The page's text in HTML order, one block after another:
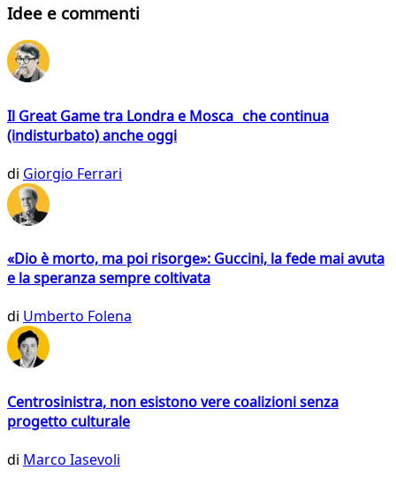
Idee e commenti
Il Great Game tra Londra e Mosca che continua
(indisturbato) anche oggi
di Giorgio Ferrari
«Dio è morto, ma poi risorge»: Guccini, la fede mai avuta
e la speranza sempre coltivata
di Umberto Folena
Centrosinistra, non esistono vere coalizioni senza
progetto culturale
di Marco Iasevoli